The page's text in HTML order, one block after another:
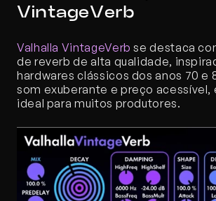
VintageVerb
Valhalla VintageVerb se destaca
de reverb de alta qualidade,
hardwares clássicos dos anos 70 e
som exuberante e preço acessível,
ideal para muitos produtores.